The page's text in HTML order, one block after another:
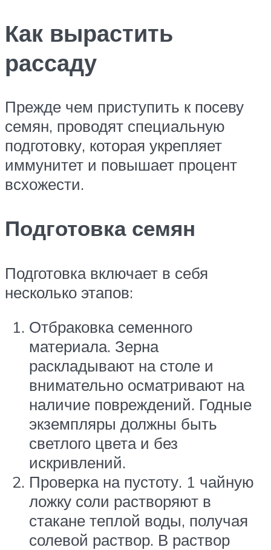
Как вырастить
рассаду
Прежде чем приступить к посеву
семян, проводят специальную
подготовку, которая укрепляет
иммунитет и повышает процент
всхожести.
Подготовка семян
Подготовка включает в себя
несколько этапов:
Отбраковка семенного
материала. Зерна
раскладывают на столе и
внимательно осматривают на
наличие повреждений. Годные
экземпляры должны быть
светлого цвета и без
искривлений.
Проверка на пустоту. 1 чайную
ложку соли растворяют в
стакане теплой воды, получая
солевой раствор. В раствор